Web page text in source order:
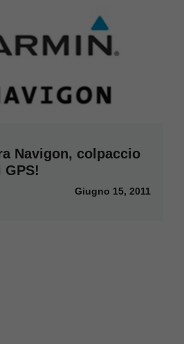
Navigon, colpaccio
GPS!
Giugno 15, 2011